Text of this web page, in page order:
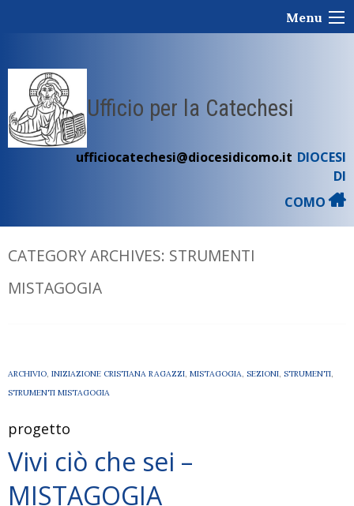
Menu
Ufficio per la Catechesi
ufficiocatechesi@diocesidicomo.it DIOCESI
DI
COMO
CATEGORY ARCHIVES: STRUMENTI
MISTAGOGIA
ARCHIVIO, INIZIAZIONE CRISTIANA RAGAZZI, MISTAGOGIA, SEZIONI, STRUMENTI,
STRUMENTI MISTAGOGIA
progetto
Vivi ciò che sei –
MISTAGOGIA